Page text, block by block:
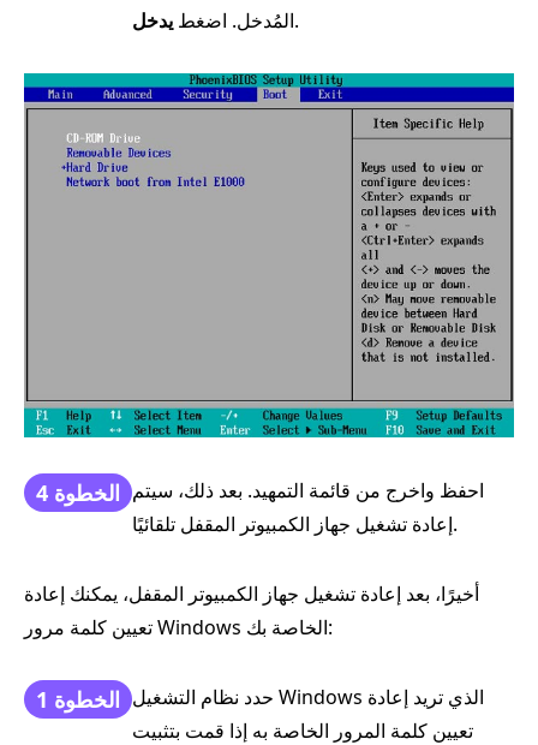
المُدخل. اضغط يدخل .
الخطوة 4 احفظ واخرج من قائمة التمهيد. بعد ذلك، سيتم
إعادة تشغيل جهاز الكمبيوتر المقفل تلقائيًا.
أخيرًا، بعد إعادة تشغيل جهاز الكمبيوتر المقفل، يمكنك إعادة
تعيين كلمة مرور Windows الخاصة بك:
الخطوة 1 حدد نظام التشغيل Windows الذي تريد إعادة
تعيين كلمة المرور الخاصة به إذا قمت بتثبيت